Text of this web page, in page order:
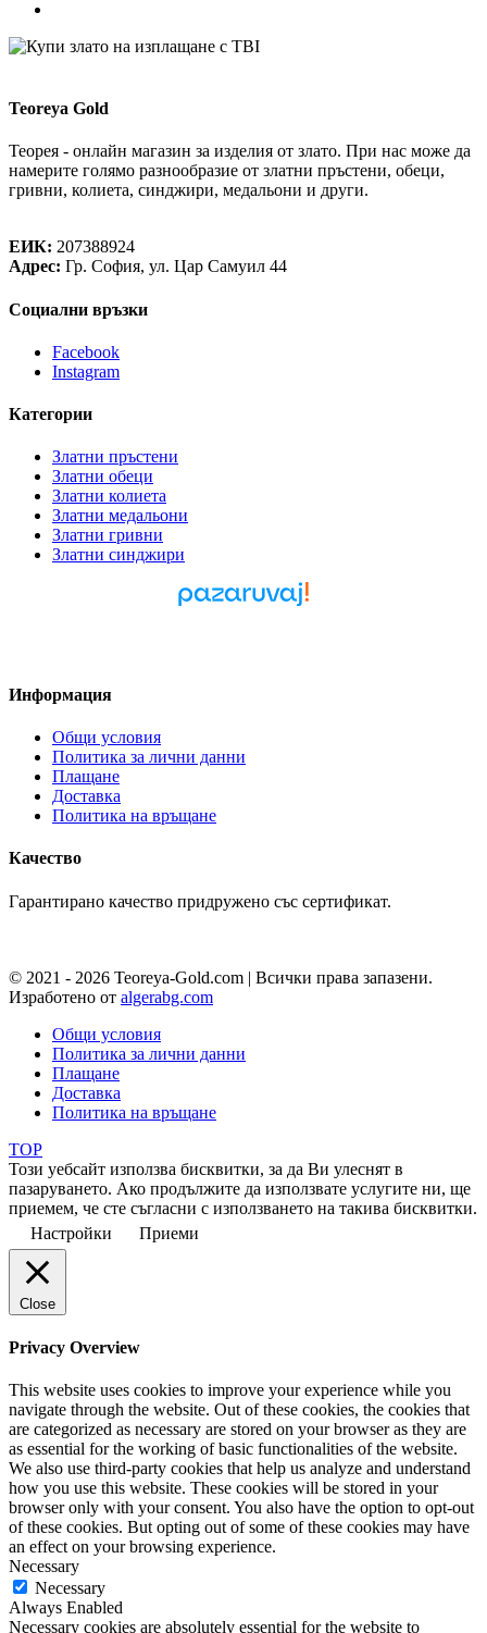
Teoreya Gold
Теорея - онлайн магазин за изделия от злато. При нас може да
намерите голямо разнообразие от златни пръстени, обеци,
гривни, колиета, синджири, медальони и други.
ЕИК: 207388924
Адрес: Гр. София, ул. Цар Самуил 44
Социални връзки
Facebook
Instagram
Категории
Златни пръстени
Златни обеци
Златни колиета
Златни медальони
Златни гривни
Златни синджири
Информация
Общи условия
Политика за лични данни
Плащане
Доставка
Политика на връщане
Качество
Гарантирано качество придружено със сертификат.
© 2021 - 2026 Teoreya-Gold.com | Всички права запазени.
Изработено от algerabg.com
Общи условия
Политика за лични данни
Плащане
Доставка
Политика на връщане
TOP
Този уебсайт използва бисквитки, за да Ви улеснят в
пазаруването. Ако продължите да използвате услугите ни, ще
приемем, че сте съгласни с използването на такива бисквитки.
Настройки
Приеми
Close
Privacy Overview
This website uses cookies to improve your experience while you
navigate through the website. Out of these cookies, the cookies that
are categorized as necessary are stored on your browser as they are
as essential for the working of basic functionalities of the website.
We also use third-party cookies that help us analyze and understand
how you use this website. These cookies will be stored in your
browser only with your consent. You also have the option to opt-out
of these cookies. But opting out of some of these cookies may have
an effect on your browsing experience.
Necessary
Necessary
Always Enabled
Necessary cookies are absolutely essential for the website to